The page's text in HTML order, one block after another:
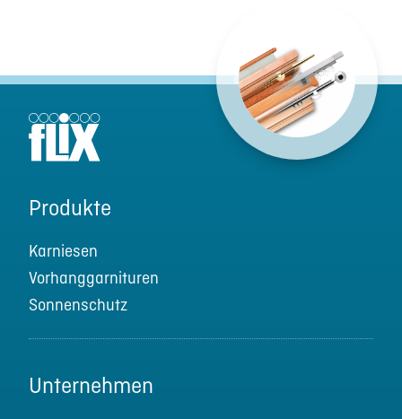
Produkte
Karniesen
Vorhanggarnituren
Sonnenschutz
Unternehmen